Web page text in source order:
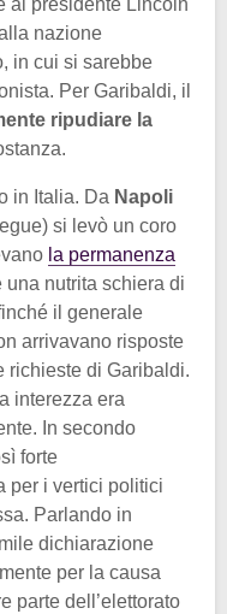
al presidente Lincoln
nazione
in cui si sarebbe
Per Garibaldi, il
ripudiare la
in Italia. Da Napoli
si levò un coro
la permanenza
una nutrita schiera di
il generale
arrivavano risposte
richieste di Garibaldi.
interezza era
In secondo
forte
per i vertici politici
Parlando in
dichiarazione
per la causa
parte dell’elettorato